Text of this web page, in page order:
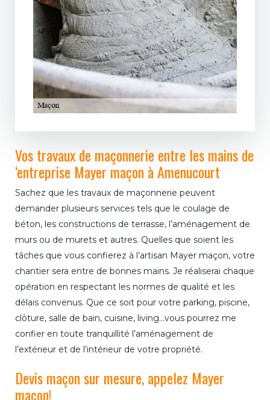
Vos travaux de maçonnerie entre les mains de
‘entreprise Mayer maçon à Amenucourt
Sachez que les travaux de maçonnerie peuvent
demander plusieurs services tels que le coulage de
béton, les constructions de terrasse, l’aménagement de
murs ou de murets et autres. Quelles que soient les
tâches que vous confierez à l’artisan Mayer maçon, votre
chantier sera entre de bonnes mains. Je réaliserai chaque
opération en respectant les normes de qualité et les
délais convenus. Que ce soit pour votre parking, piscine,
clôture, salle de bain, cuisine, living…vous pourrez me
confier en toute tranquillité l’aménagement de
l’extérieur et de l’intérieur de votre propriété.
Devis maçon sur mesure, appelez Mayer
maçon!